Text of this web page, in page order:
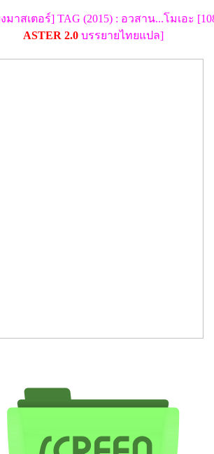
าสเตอร์] TAG (2015) : อวสาน...โมเอะ
ASTER 2.0 บรรยายไทยแปล]